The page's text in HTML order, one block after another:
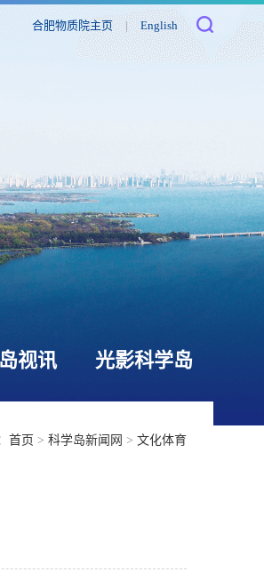
合肥物质院主页 | English
视讯 光影科学岛
首页 > 科学岛新闻网 > 文化体育